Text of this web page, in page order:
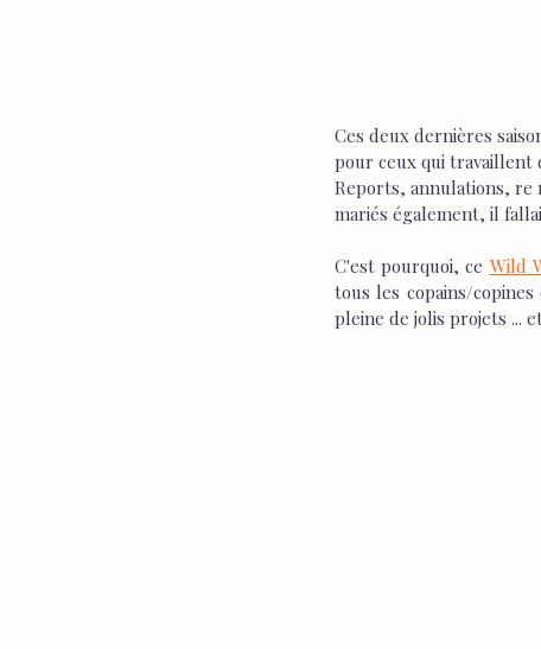
Ces deux dernières
pour ceux qui travaillent
Reports, annulations, re
mariés également, il
C'est pourquoi, ce Wild
tous les copains/
pleine de jolis projets ...